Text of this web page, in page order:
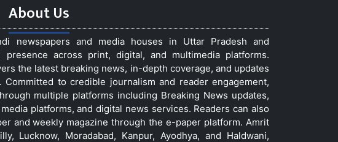
About Us
newspapers and media houses in Uttar Pradesh and
across print, digital, and multimedia platforms.
the latest breaking news, in-depth coverage, and updates
to credible journalism and reader engagement,
multiple platforms including Breaking News updates,
platforms, and digital news services. Readers can also
and weekly magazine through the e-paper platform. Amrit
Lucknow, Moradabad, Kanpur, Ayodhya, and Haldwani,